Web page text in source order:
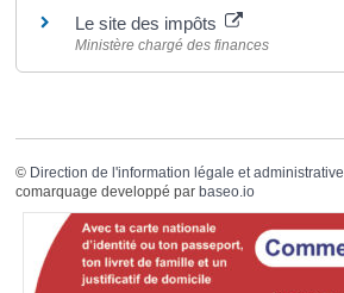
Le site des impôts
Ministère chargé des finances
© Direction de l'information légale et administrative
comarquage developpé par baseo.io